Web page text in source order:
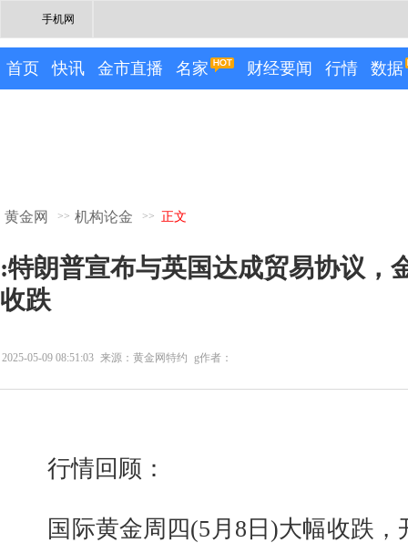
手机网
首页 快讯 金市直播 名家 财经要闻 行情 数据
黄金网 >> 机构论金 >> 正文
:特朗普宣布与英国达成贸易协议，
收跌
2025-05-09 08:51:03 来源：黄金网特约 g作者：
行情回顾：
国际黄金周四(5月8日)大幅收跌，